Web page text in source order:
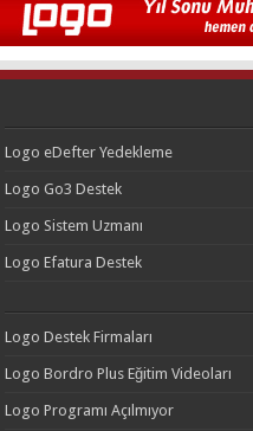
Logo eDefter Yedekleme
Logo Go3 Destek
Logo Sistem Uzmanı
Logo Efatura Destek
Logo Destek Firmaları
Logo Bordro Plus Eğitim Videoları
Logo Programı Açılmıyor